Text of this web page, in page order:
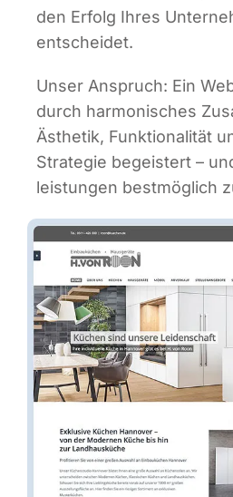
den Erfolg Ihres
entscheidet.
Unser Anspruch: Ein
durch har­mo­ni­sches
Ästhe­tik, Funk­tio­na­li­tät
Stra­te­gie begeis­tert –
leis­tun­gen best­mög­lich